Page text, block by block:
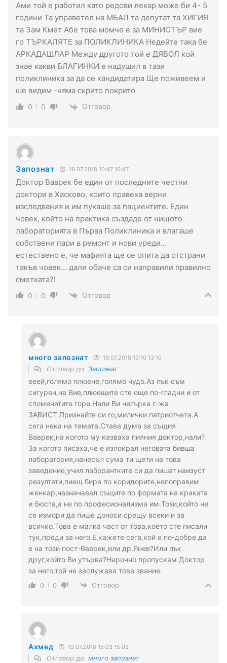
Ами той е работил като редови лекар може би 4- 5
години Та управетел на МБАЛ та депутат та ХИГИЯ
та Зам Кмет Абе това момче е за МИНИСТЪР вие
го ТЪРКАЛЯТЕ за ПОЛИКЛИНИКА Недейте така бе
АРКАДАШЛАР Между другото той е ДЯВОЛ кой
знае какви БЛАГИНКИ е надушил в тази
поликлиника за да се кандидатира Ще поживеем и
ше видим -няма скрито покрито
0 0 Отговор
Запознат 19.07.2018 10:47 10:47
Доктор Ваврек бе един от последните честни
доктори в Хасково, които правеха верни
изследвания и им пукаше за пациентите. Един
човек, който на практика създаде от нищото
лабораторията в Първа Поликлиника и влагаше
собствени пари в ремонт и нови уреди…
естествено е, че мафията ще се опита да отстрани
такъв човек… дали обаче са си направили правилно
сметката?!
0 0 Отговор
много запознат 19.07.2018 13:10 13:10
Отговор до Запознат
ееей,голямо плюене,голямо чудо.Аз пък съм
сигурен,че Вие,плюещите сте още по-гладни и от
споменатите горе.Нали Ви чегърка г-жа
ЗАВИСТ.Признайте си го,милички патриотчета.А
сега нека на темата.Става дума за същия
Ваврек,на когото му казваха пияния доктор,нали?
За когото писаха,че е изпокрал неговата бивша
лаборатория,нанесъл сума ти щети на това
заведение,учил лаборантките си да пишат наизуст
резултати,пиещ бира по коридорите,непоправим
женкар,назначавал същите по формата на краката
и бюста,а не по професионализма им.Този,който не
се измори да пише доноси срещу всеки и за
всичко.Това е малка част от това,което сте писали
тук,преди за него.Е,кажете сега,кой е по-добре да
е на този пост-Ваврек,или др.Янев?Или пък
друг,който Ви утърва?Нарочно пропускам Доктор
за него,той не заслужава това звание.
0 0 Отговор
Ахмед 19.07.2018 15:03 15:03
Отговор до много запознат